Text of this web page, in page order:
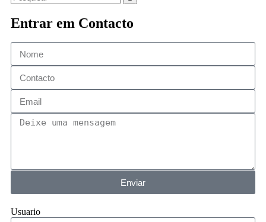
Entrar em Contacto
Enviar
Usuario